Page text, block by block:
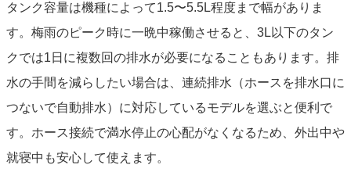
タンク容量は機種によって1.5〜5.5L程度まで幅がありま
す。梅雨のピーク時に一晩中稼働させると、3L以下のタン
クでは1日に複数回の排水が必要になることもあります。排
水の手間を減らしたい場合は、連続排水（ホースを排水口に
つないで自動排水）に対応しているモデルを選ぶと便利で
す。ホース接続で満水停止の心配がなくなるため、外出中や
就寝中も安心して使えます。